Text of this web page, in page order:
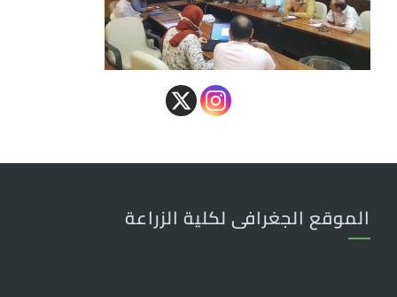
الموقع الجغرافى لكلية الزراعة